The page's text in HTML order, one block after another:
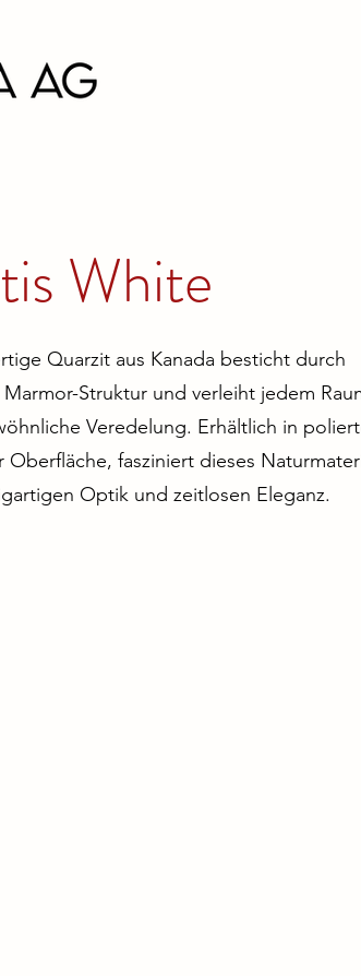
White
Quarzit aus Kanada besticht durch
Struktur und verleiht jedem
Veredelung. Erhältlich in
fasziniert dieses
Optik und zeitlosen Eleganz.